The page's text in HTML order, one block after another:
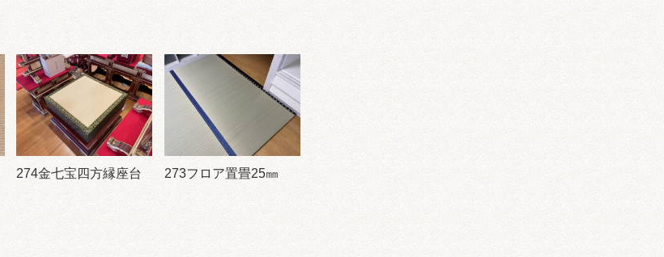
274金七宝四方縁座台 273フロア置畳25㎜